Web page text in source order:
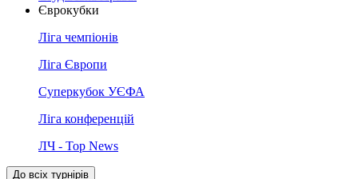
Єврокубки
Ліга чемпіонів
Ліга Європи
Суперкубок УЄФА
Ліга конференцій
ЛЧ - Top News
До всіх турнірів